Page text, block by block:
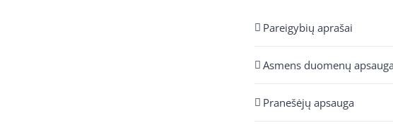
Pareigybių aprašai
Asmens duomenų apsauga
Pranešėjų apsauga